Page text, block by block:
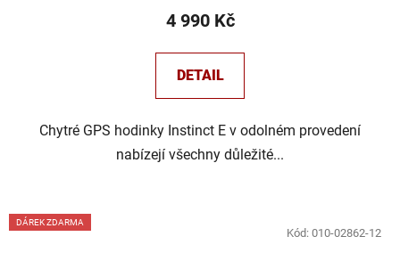
4 990 Kč
DETAIL
Chytré GPS hodinky Instinct E v odolném provedení
nabízejí všechny důležité...
DÁREK ZDARMA
Kód: 010-02862-12